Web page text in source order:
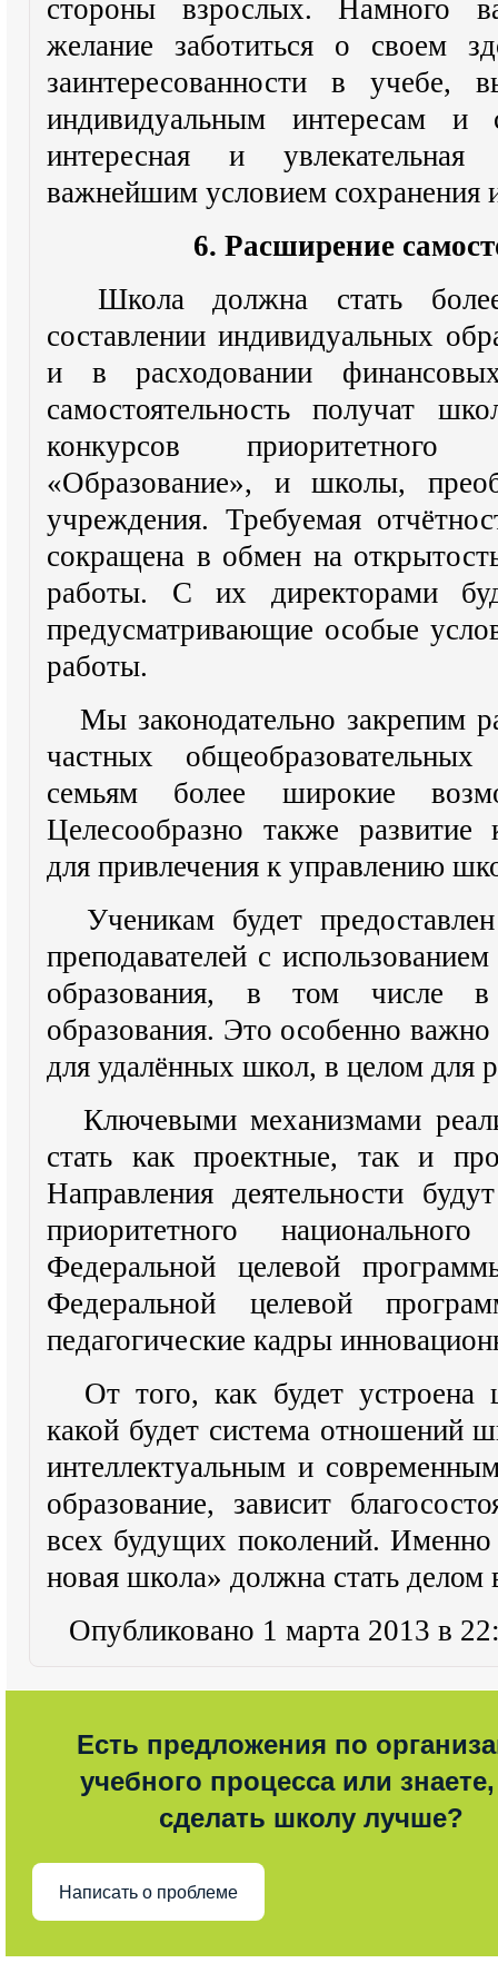
стороны взрослых. Намного
желание заботиться о своем
заинтересованности в учебе,
индивидуальным интересам и
интересная и
важнейшим условием сохранения
6. Расширение
Школа должна стать
составлении индивидуальных
и в расходовании
самостоятельность получат
конкурсов приоритетного
«Образование», и школы,
учреждения. Требуемая
сокращена в обмен на
работы. С их директорами
предусматривающие особые
работы.
Мы законодательно закрепим
частных
семьям более широкие
Целесообразно также развитие
для привлечения к управлению
Ученикам будет
преподавателей с
образования, в том числе в
образования. Это особенно
для удалённых школ, в целом для
Ключевыми механизмами
стать как проектные, так и
Направления деятельности
приоритетного
Федеральной целевой
Федеральной целевой
педагогические кадры
От того, как будет устроена
какой будет система отношений
интеллектуальным и
образование, зависит
всех будущих поколений.
новая школа» должна стать делом
Опубликовано 1 марта 2013 в
Есть предложения по
учебного процесса или знаете,
сделать школу лучше?
Написать о проблеме